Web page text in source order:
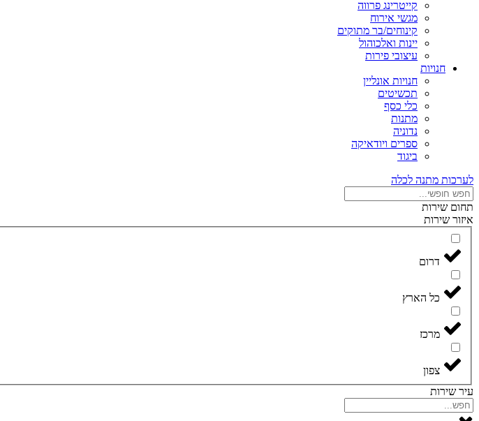
קייטרינג פרווה
מגשי אירוח
קינוחים/בר מתוקים
יינות ואלכוהול
עיצובי פירות
חנויות
חנויות אונליין
תכשיטים
כלי כסף
מתנות
נדוניה
ספרים ויודאיקה
ביגוד
לערכות מתנה לכלה
תחום שירות
איזור שירות
דרום
כל הארץ
מרכז
צפון
עיר שירות